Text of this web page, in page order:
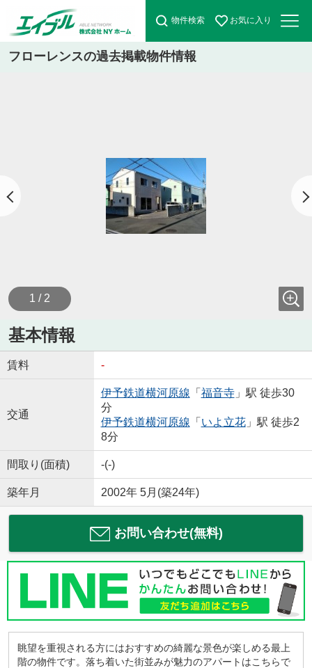
物件検索 お気に入り
フローレンスの過去掲載物件情報
1 / 2
基本情報
賃料 -
交通
伊予鉄道横河原線 「 福音寺」駅 徒歩30
分
伊予鉄道横河原線 「 いよ立花」駅 徒歩2
8分
間取り(面積) -(-)
築年月 2002年 5月(築24年)
お問い合わせ(無料)
眺望を重視される方にはおすすめの綺麗な景色が楽しめる最上
階の物件です。落ち着いた街並みが魅力のアパートはこちらで